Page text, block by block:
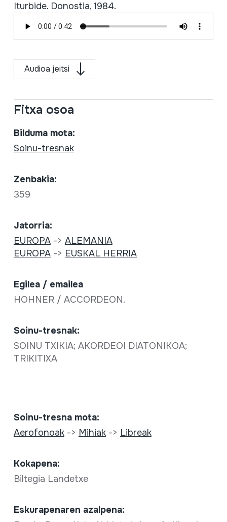
Iturbide. Donostia, 1984.
Audioa jeitsi
Fitxa osoa
Bilduma mota:
Soinu-tresnak
Zenbakia:
359
Jatorria:
EUROPA-> ALEMANIA
EUROPA-> EUSKAL HERRIA
Egilea / emailea
HOHNER / ACCORDEON.
Soinu-tresnak:
SOINU TXIKIA; AKORDEOI DIATONIKOA;
TRIKITIXA
Soinu-tresna mota:
Aerofonoak-> Mihiak-> Libreak
Kokapena:
Biltegia Landetxe
Eskurapenaren azalpena: